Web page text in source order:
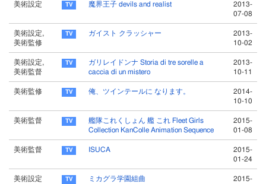
美術設定 魔界王子 devils and realist
2013-
07-08
美術設定,
美術監修
ガイスト クラッシャー
2013-
10-02
美術設定,
美術監督
ガリレイドンナ Storia di tre sorelle a
caccia di un mistero
2013-
10-11
美術監修 俺、ツインテールに なります。
2014-
10-10
美術監督
艦隊これくしょん 艦 これ Fleet Girls
Collection KanColle Animation Sequence
2015-
01-08
美術監督 ISUCA
2015-
01-24
美術設定 ミカグラ学園組曲 2015-